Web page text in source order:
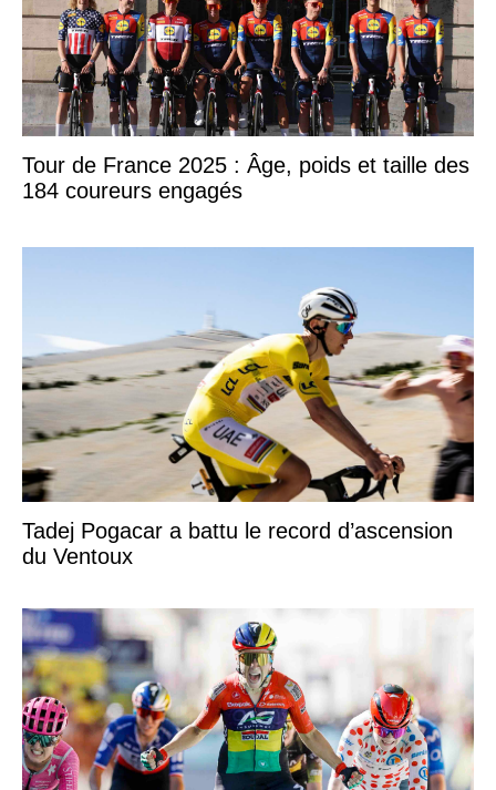
Tour de France 2025 : Âge, poids et taille des
184 coureurs engagés
Tadej Pogacar a battu le record d’ascension
du Ventoux